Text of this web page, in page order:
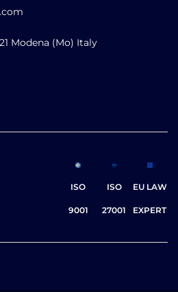
Modena (Mo) Italy
ISO
9001
ISO
27001
EU LAW
EXPERT